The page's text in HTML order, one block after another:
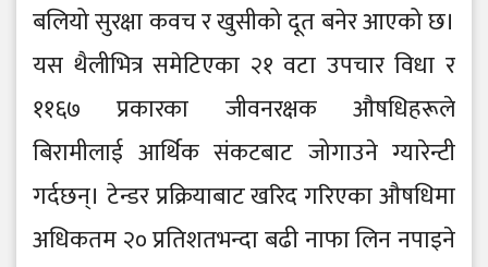
बलियो सुरक्षा कवच र खुसीको दूत बनेर आएको छ।
यस थैलीभित्र समेटिएका २१ वटा उपचार विधा र
११६७ प्रकारका जीवनरक्षक औषधिहरूले
बिरामीलाई आर्थिक संकटबाट जोगाउने ग्यारेन्टी
गर्दछन्। टेन्डर प्रक्रियाबाट खरिद गरिएका औषधिमा
अधिकतम २० प्रतिशतभन्दा बढी नाफा लिन नपाइने